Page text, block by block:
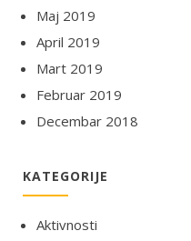
Maj 2019
April 2019
Mart 2019
Februar 2019
Decembar 2018
KATEGORIJE
Aktivnosti